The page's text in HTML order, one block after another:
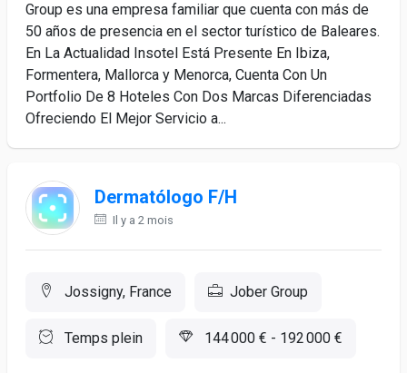
Group es una empresa familiar que cuenta con más de
50 años de presencia en el sector turístico de Baleares.
En La Actualidad Insotel Está Presente En Ibiza,
Formentera, Mallorca y Menorca, Cuenta Con Un
Portfolio De 8 Hoteles Con Dos Marcas Diferenciadas
Ofreciendo El Mejor Servicio a...
Dermatólogo F/H
Il y a 2 mois
Jossigny, France Jober Group
Temps plein 144 000 € - 192 000 €